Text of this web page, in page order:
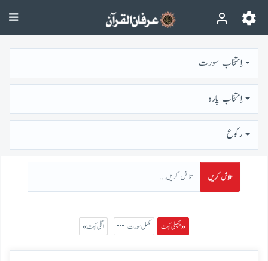
اِنتخاب سورت
اِنتخاب پارہ
رُكوع
تلاش کریں
پچھلی آیت » مکمل سورت « اگلی آیت